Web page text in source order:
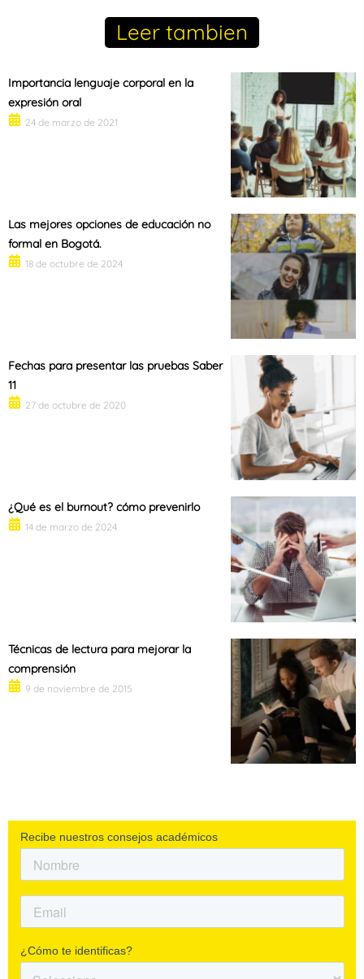
Leer tambien
Importancia lenguaje corporal en la
expresión oral
24 de marzo de 2021
Las mejores opciones de educación no
formal en Bogotá.
18 de octubre de 2024
Fechas para presentar las pruebas Saber
11
27 de octubre de 2020
¿Qué es el burnout? cómo prevenirlo
14 de marzo de 2024
Técnicas de lectura para mejorar la
comprensión
9 de noviembre de 2015